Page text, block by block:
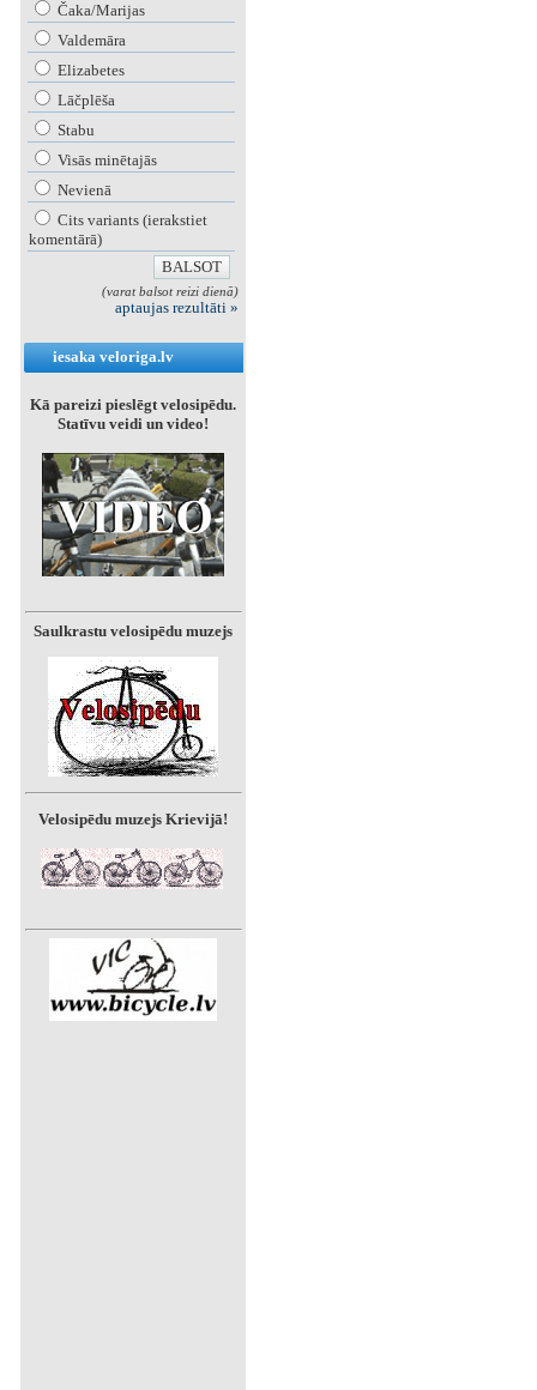
Čaka/Marijas
Valdemāra
Elizabetes
Lāčplēša
Stabu
Visās minētajās
Nevienā
Cits variants (ierakstiet
komentārā)
(varat balsot reizi dienā)
aptaujas rezultāti »
iesaka veloriga.lv
Kā pareizi pieslēgt velosipēdu.
Statīvu veidi un video!
Saulkrastu velosipēdu muzejs
Velosipēdu muzejs Krievijā!